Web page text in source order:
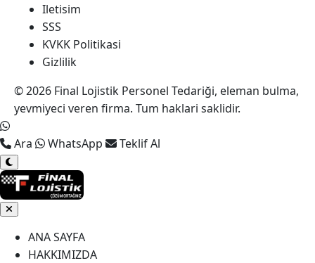
Iletisim
SSS
KVKK Politikasi
Gizlilik
© 2026 Final Lojistik Personel Tedariği, eleman bulma,
yevmiyeci veren firma. Tum haklari saklidir.
Ara WhatsApp Teklif Al
ANA SAYFA
HAKKIMIZDA